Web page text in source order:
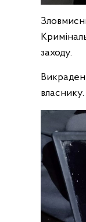
заходу.
власнику.